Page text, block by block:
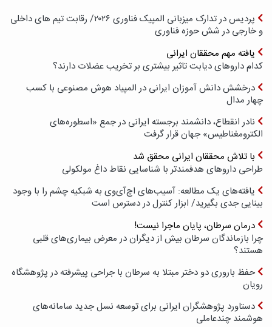
پردیس در تدارک میزبانی المپیک فناوری ۲۰۲۶/ رقابت تیم های داخلی
و خارجی در شش حوزه فناوری
یافته مهم محققان ایرانی
کدام داروهای دیابت تاثیر بیشتری بر تخریب عضلات دارند؟
درخشش دانش آموزان ایرانی در المپیاد هوش مصنوعی با کسب
چهار مدال
نادر انقطاع، دانشمند برجسته ایرانی در جمع «اسطوره‌های
الکترومغناطیس» جهان قرار گرفت
با تلاش محققان ایرانی محقق شد
طراحی داروهای هدفمندتر با شناسایی نقاط داغ مولکولی
یافته‌های یک مطالعه: آسیب‌های اچ‌آی‌وی به شبکیه چشم را با وجود
بینایی جدی بگیرید/ ابزار کنترل در دسترس است
درمان سرطان، پایان ماجرا نیست!
چرا بازماندگان سرطان بیش از دیگران در معرض بیماری‌های قلبی
هستند؟
حفظ باروری دو دختر مبتلا به سرطان با جراحی پیشرفته در پژوهشگاه
رویان
دستاورد پژوهشگران ایرانی برای توسعه نسل جدید سامانه‌های
هوشمند چندعاملی